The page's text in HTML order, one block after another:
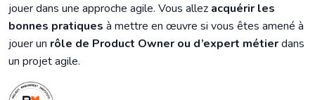
jouer dans une approche agile. Vous allez acquérir les
bonnes pratiques à mettre en œuvre si vous êtes amené à
jouer un rôle de Product Owner ou d’expert métierdans
un projet agile.